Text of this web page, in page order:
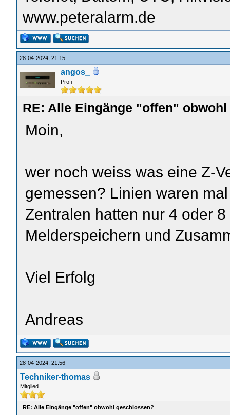
www.peteralarm.de
28-04-2024, 21:15
angos_
Profi
RE: Alle Eingänge "offen"
Moin,
wer noch weiss was eine Z-
gemessen? Linien waren
Zentralen hatten nur 4 oder
Melderspeichern und
Viel Erfolg
Andreas
28-04-2024, 21:56
Techniker-thomas
Mitglied
RE: Alle Eingänge "offen" obwohl geschlossen?